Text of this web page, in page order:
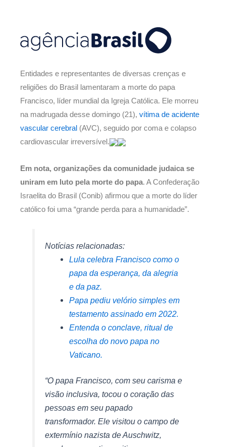
Entidades e representantes de diversas crenças e
religiões do Brasil lamentaram a morte do papa
Francisco, líder mundial da Igreja Católica. Ele morreu
na madrugada desse domingo (21), vítima de acidente
vascular cerebral (AVC), seguido por coma e colapso
cardiovascular irreversível.
Em nota, organizações da comunidade judaica se
uniram em luto pela morte do papa. A Confederação
Israelita do Brasil (Conib) afirmou que a morte do líder
católico foi uma “grande perda para a humanidade”.
Notícias relacionadas:
Lula celebra Francisco como o
papa da esperança, da alegria
e da paz.
Papa pediu velório simples em
testamento assinado em 2022.
Entenda o conclave, ritual de
escolha do novo papa no
Vaticano.
“O papa Francisco, com seu carisma e
visão inclusiva, tocou o coração das
pessoas em seu papado
transformador. Ele visitou o campo de
extermínio nazista de Auschwitz,